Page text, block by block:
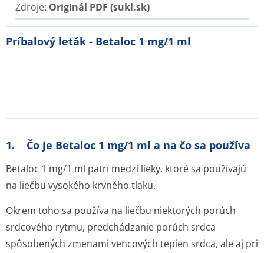
Zdroje: Originál PDF (sukl.sk)
Príbalový leták - Betaloc 1 mg/1 ml
1. Čo je Betaloc 1 mg/1 ml a na čo sa používa
Betaloc 1 mg/1 ml patrí medzi lieky, ktoré sa používajú
na liečbu vysokého krvného tlaku.
Okrem toho sa používa na liečbu niektorých porúch
srdcového rytmu, predchádzanie porúch srdca
spôsobených zmenami vencových tepien srdca, ale aj pri